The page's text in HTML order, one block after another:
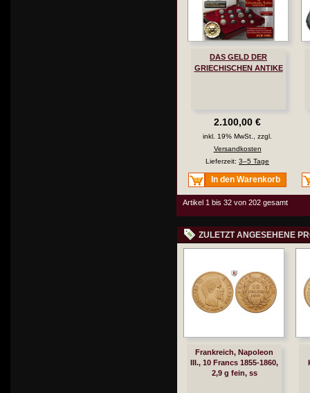
DAS GELD DER
GRIECHISCHEN ANTIKE
2.100,00 €
inkl. 19% MwSt., zzgl.
Versandkosten
Lieferzeit: 3–5 Tage
In den Warenkorb
Artikel 1 bis 32 von 202 gesamt
ZULETZT ANGESEHENE
Frankreich, Napoleon
III., 10 Francs 1855-1860,
2,9 g fein, ss